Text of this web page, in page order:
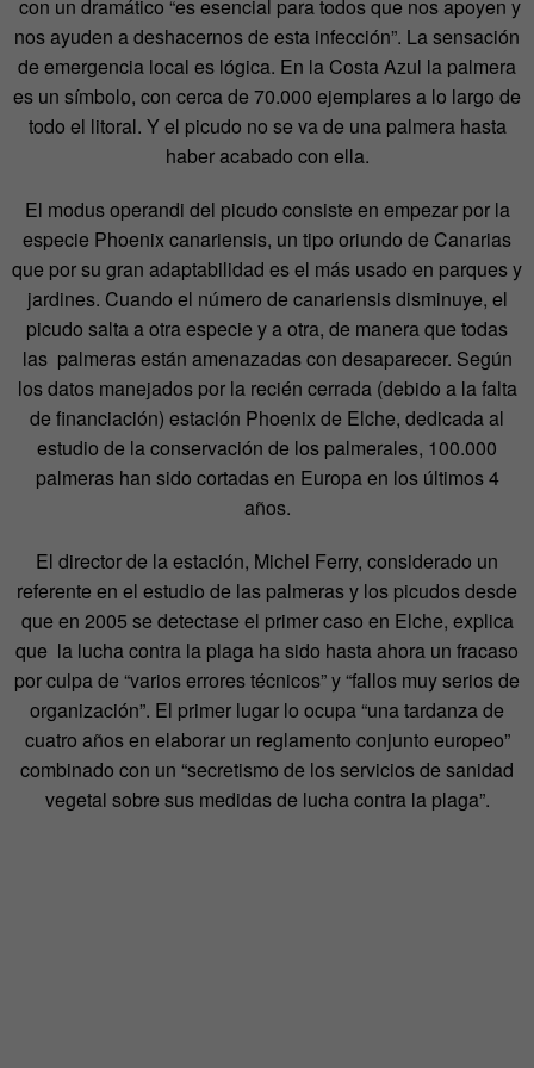
con un dramático “es esencial para todos que nos apoyen y
nos ayuden a deshacernos de esta infección”. La sensación
de emergencia local es lógica. En la Costa Azul la palmera
es un símbolo, con cerca de 70.000 ejemplares a lo largo de
todo el litoral. Y el picudo no se va de una palmera hasta
haber acabado con ella.
El modus operandi del picudo consiste en empezar por la
especie Phoenix canariensis, un tipo oriundo de Canarias
que por su gran adaptabilidad es el más usado en parques y
jardines. Cuando el número de canariensis disminuye, el
picudo salta a otra especie y a otra, de manera que todas
las palmeras están amenazadas con desaparecer. Según
los datos manejados por la recién cerrada (debido a la falta
de financiación) estación Phoenix de Elche, dedicada al
estudio de la conservación de los palmerales, 100.000
palmeras han sido cortadas en Europa en los últimos 4
años.
El director de la estación, Michel Ferry, considerado un
referente en el estudio de las palmeras y los picudos desde
que en 2005 se detectase el primer caso en Elche, explica
que la lucha contra la plaga ha sido hasta ahora un fracaso
por culpa de “varios errores técnicos” y “fallos muy serios de
organización”. El primer lugar lo ocupa “una tardanza de
cuatro años en elaborar un reglamento conjunto europeo”
combinado con un “secretismo de los servicios de sanidad
vegetal sobre sus medidas de lucha contra la plaga”.